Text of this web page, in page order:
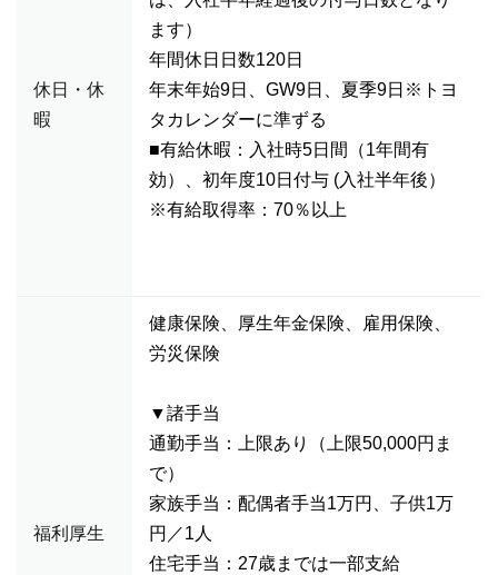
休日・休
暇
ます）
年間休日日数120日
年末年始9日、GW9日、夏季9日※トヨ
タカレンダーに準ずる
■有給休暇：入社時5日間（1年間有
効）、初年度10日付与 (入社半年後）
※有給取得率：70％以上
福利厚生
健康保険、厚生年金保険、雇用保険、
労災保険
▼諸手当
通勤手当：上限あり（上限50,000円ま
で）
家族手当：配偶者手当1万円、子供1万
円／1人
住宅手当：27歳までは一部支給